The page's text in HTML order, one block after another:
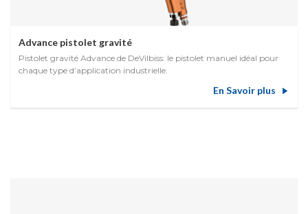
Advance pistolet gravité
Pistolet gravité Advance de DeVilbiss: le pistolet manuel idéal pour
chaque type d’application industrielle.
En Savoir plus